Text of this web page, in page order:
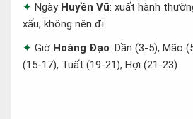
Ngày Huyền Vũ: xuất hành
xấu, không nên đi
Giờ Hoàng Đạo: Dần (3-5), Mão
(15-17), Tuất (19-21), Hợi (21-23)